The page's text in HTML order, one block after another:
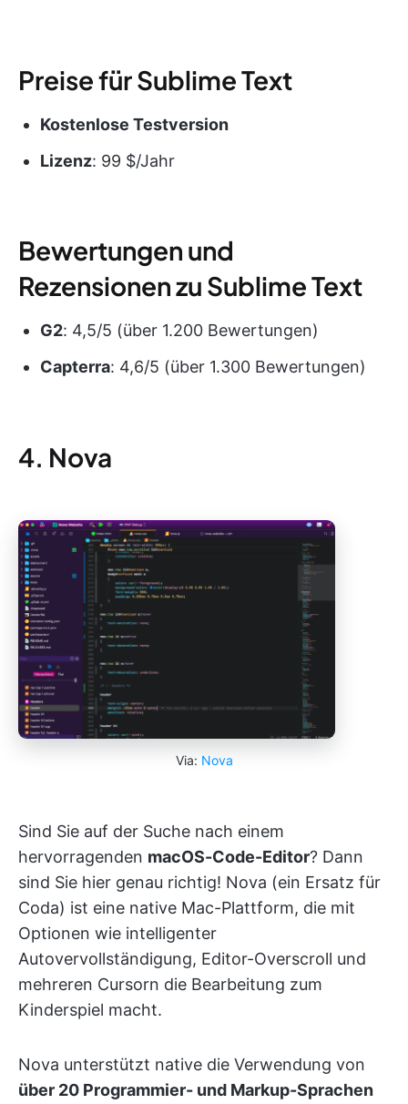
Preise für Sublime Text
Kostenlose Testversion
Lizenz: 99 $/Jahr
Bewertungen und
Rezensionen zu Sublime Text
G2: 4,5/5 (über 1.200 Bewertungen)
Capterra: 4,6/5 (über 1.300 Bewertungen)
4. Nova
Via: Nova
Sind Sie auf der Suche nach einem
hervorragenden macOS-Code-Editor? Dann
sind Sie hier genau richtig! Nova (ein Ersatz für
Coda) ist eine native Mac-Plattform, die mit
Optionen wie intelligenter
Autovervollständigung, Editor-Overscroll und
mehreren Cursorn die Bearbeitung zum
Kinderspiel macht.
Nova unterstützt native die Verwendung von
über 20 Programmier- und Markup-Sprachen